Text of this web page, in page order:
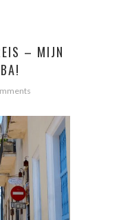
– MIJN